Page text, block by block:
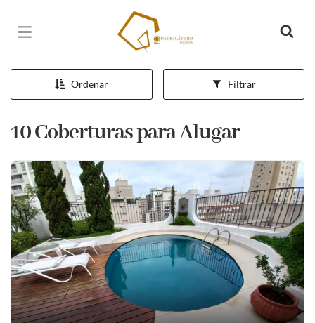
Página inicial
Ordenar Filtrar
10 Coberturas para Alugar